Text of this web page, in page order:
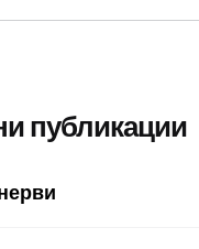
публикации